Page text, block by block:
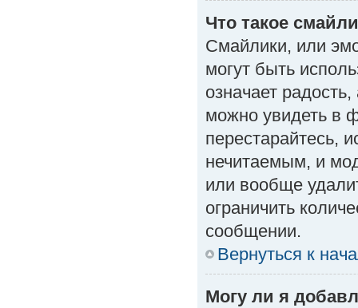
Что такое
Смайлики, или
могут быть
означает
можно увидеть в
перестарайтесь,
нечитаемым, и
или вообще
ограничить
сообщении.
Вернуться к
Могу ли я